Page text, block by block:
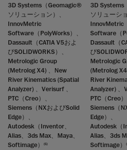
3D Systems（Geomagic®
ソリューション）、
InnovMetric
Software（PolyWorks）、
Dassault（CATIA V5およ
びSOLIDWORKS）、
Metrologic Group
(Metrolog X4) 、New
River Kinematics (Spatial
Analyzer) 、Verisurf 、
PTC（Creo）、
Siemens（NXおよびSolid
Edge）、
Autodesk（Inventor、
Alias、3ds Max、Maya、
Softimage）
(6)
3D
ソリューシ
InnovMetric
Software（
Dassault（
び
Metrologic
(Metrolog
River
Analyzer) 、
PTC（Creo）
Siemens（
Edge）、
Autodesk（
Alias、3ds
Softimage）